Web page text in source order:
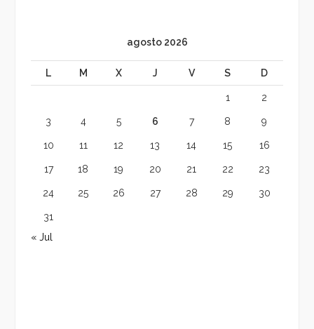
agosto 2026
L M X J V S D
1 2
3 4 5 6 7 8 9
10 11 12 13 14 15 16
17 18 19 20 21 22 23
24 25 26 27 28 29 30
31
« Jul